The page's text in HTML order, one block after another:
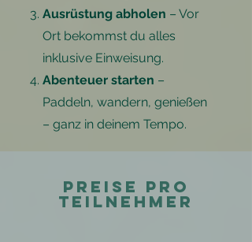
Ausrüstung abholen – Vor
Ort bekommst du alles
inklusive Einweisung.
Abenteuer starten –
Paddeln, wandern, genießen
– ganz in deinem Tempo.
PREiSE pro
Teilnehmer